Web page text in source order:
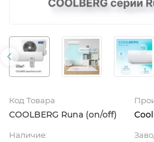
Код Товара
СOOLBERG Runa (on/off)
Наличие: